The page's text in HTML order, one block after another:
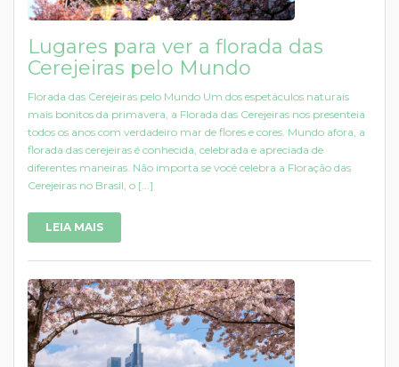
Lugares para ver a florada das
Cerejeiras pelo Mundo
Florada das Cerejeiras pelo Mundo Um dos espetáculos naturais
mais bonitos da primavera, a Florada das Cerejeiras nos presenteia
todos os anos com verdadeiro mar de flores e cores. Mundo afora, a
florada das cerejeiras é conhecida, celebrada e apreciada de
diferentes maneiras. Não importa se você celebra a Floração das
Cerejeiras no Brasil, o [...]
LEIA MAIS